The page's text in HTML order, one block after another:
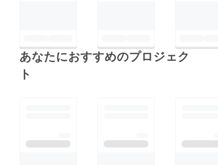
あなたにおすすめのプロジェク
ト